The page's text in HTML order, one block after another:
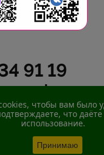
91 19
чтобы вам было
что даёте
использование.
Принимаю